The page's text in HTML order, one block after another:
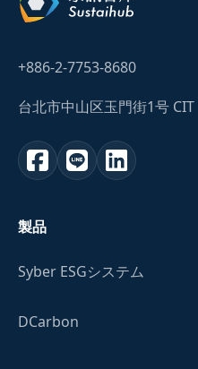
+886-2-7753-8680
台北市中山区玉門街1号 CIT
製品
Syber ESGシステム
DCarbon